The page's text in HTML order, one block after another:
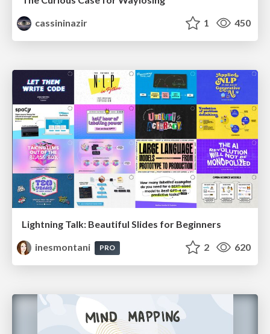
cassininazir
1 450
Lightning Talk: Beautiful Slides for Beginners
inesmontani
PRO 2 620